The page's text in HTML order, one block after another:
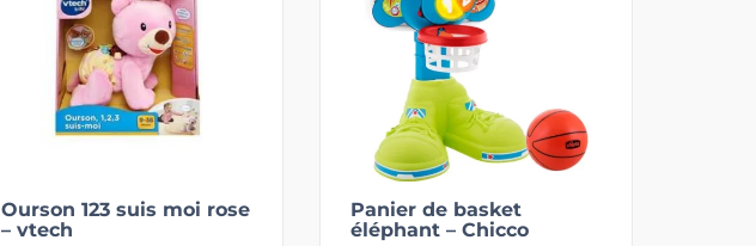
Ourson 123 suis moi rose
– vtech
Panier de basket
éléphant – Chicco